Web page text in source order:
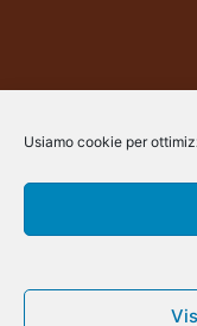
Usiamo cookie per
@ArsCommunication